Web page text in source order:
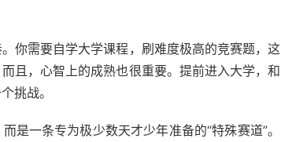
你需要自学大学课程，刷难度极高的竞赛题，这
且，心智上的成熟也很重要。提前进入大学，和
挑战。
是一条专为极少数天才少年准备的“特殊赛道”。